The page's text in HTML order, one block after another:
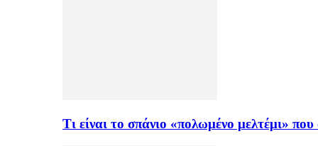
Τι είναι το σπάνιο «πολωμένο μελτέμι»